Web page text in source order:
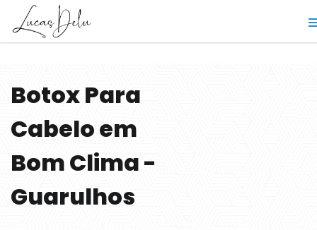
Botox Para
Cabelo em
Bom Clima -
Guarulhos